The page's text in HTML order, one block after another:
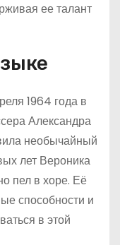
ее талант
1964 года в
Александра
необычайный
лет Вероника
пел в хоре. Её
способности и
в этой